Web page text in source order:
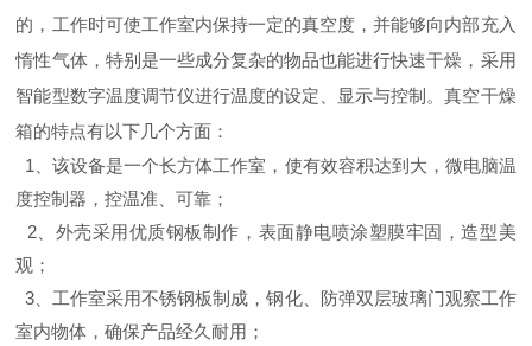
的，工作时可使工作室内保持一定的真空度，并能够向内部充入
惰性气体，特别是一些成分复杂的物品也能进行快速干燥，采用
智能型数字温度调节仪进行温度的设定、显示与控制。真空干燥
箱的特点有以下几个方面：
1、该设备是一个长方体工作室，使有效容积达到大，微电脑温
度控制器，控温准、可靠；
2、外壳采用优质钢板制作，表面静电喷涂塑膜牢固，造型美
观；
3、工作室采用不锈钢板制成，钢化、防弹双层玻璃门观察工作
室内物体，确保产品经久耐用；